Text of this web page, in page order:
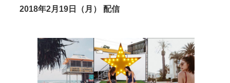
2018年2月19日（月） 配信